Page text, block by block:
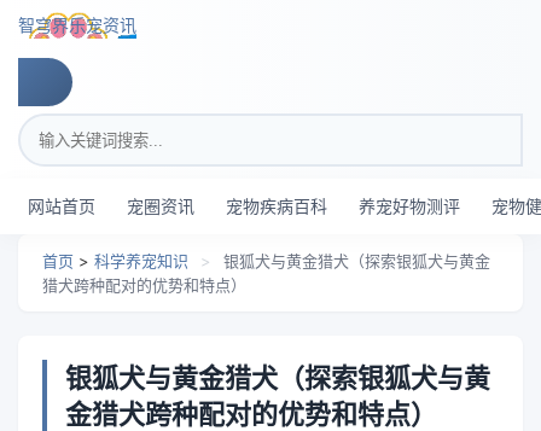
跳转到主要内容
智穹界乐宠资讯
搜索关键词
网站首页 宠圈资讯 宠物疾病百科 养宠好物测评 宠物
首页 > 科学养宠知识 >
银狐犬与黄金猎犬（探索银狐犬与黄金
猎犬跨种配对的优势和特点）
银狐犬与黄金猎犬（探索银狐犬与黄
金猎犬跨种配对的优势和特点）